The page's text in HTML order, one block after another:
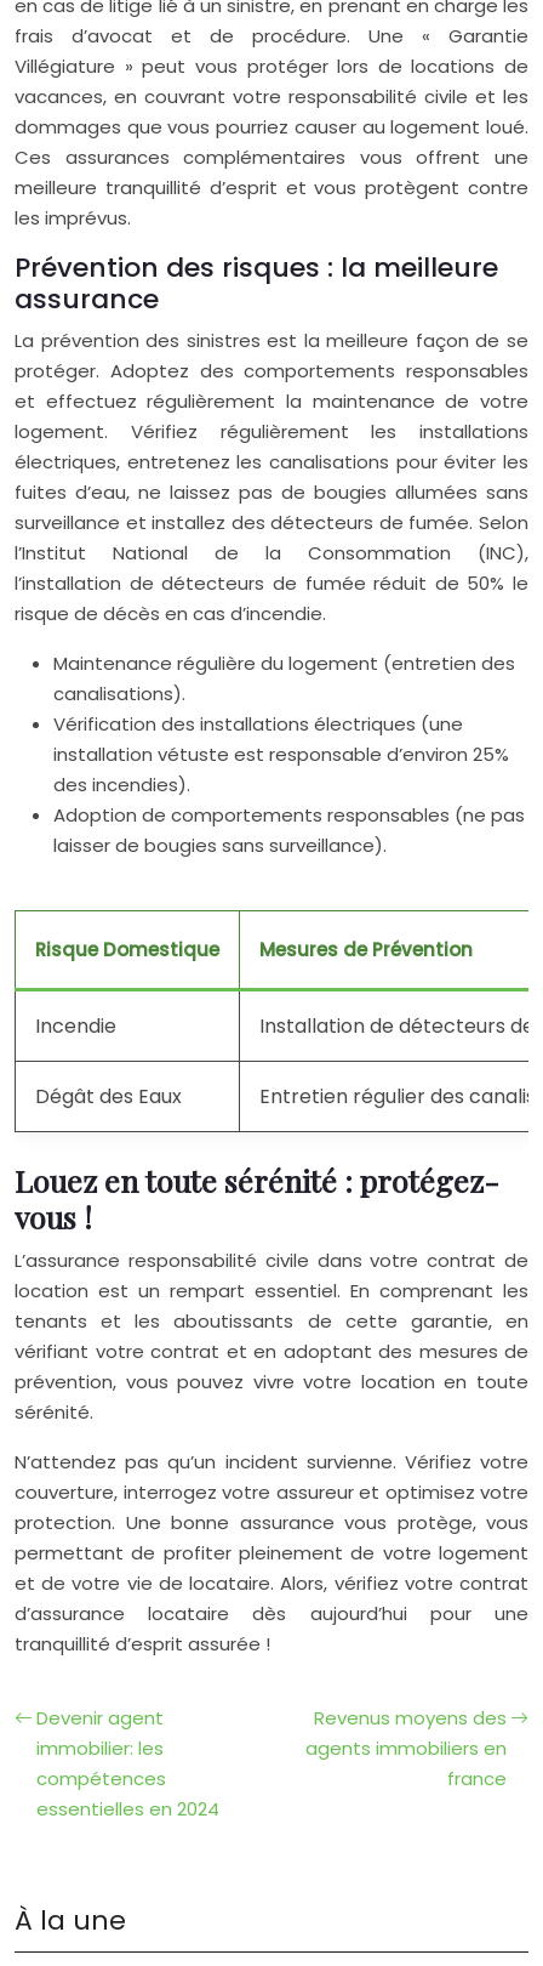
en cas de litige lié à un sinistre, en prenant en charge les
frais d’avocat et de procédure. Une « Garantie
Villégiature » peut vous protéger lors de locations de
vacances, en couvrant votre responsabilité civile et les
dommages que vous pourriez causer au logement loué.
Ces assurances complémentaires vous offrent une
meilleure tranquillité d’esprit et vous protègent contre
les imprévus.
Prévention des risques : la meilleure
assurance
La prévention des sinistres est la meilleure façon de se
protéger. Adoptez des comportements responsables
et effectuez régulièrement la maintenance de votre
logement. Vérifiez régulièrement les installations
électriques, entretenez les canalisations pour éviter les
fuites d’eau, ne laissez pas de bougies allumées sans
surveillance et installez des détecteurs de fumée. Selon
l’Institut National de la Consommation (INC),
l’installation de détecteurs de fumée réduit de 50% le
risque de décès en cas d’incendie.
Maintenance régulière du logement (entretien des
canalisations).
Vérification des installations électriques (une
installation vétuste est responsable d’environ 25%
des incendies).
Adoption de comportements responsables (ne pas
laisser de bougies sans surveillance).
Risque Domestique Mesures de Prévention
Incendie Installation de détecteurs de
Dégât des Eaux Entretien régulier des
Louez en toute sérénité : protégez-
vous !
L’assurance responsabilité civile dans votre contrat de
location est un rempart essentiel. En comprenant les
tenants et les aboutissants de cette garantie, en
vérifiant votre contrat et en adoptant des mesures de
prévention, vous pouvez vivre votre location en toute
sérénité.
N’attendez pas qu’un incident survienne. Vérifiez votre
couverture, interrogez votre assureur et optimisez votre
protection. Une bonne assurance vous protège, vous
permettant de profiter pleinement de votre logement
et de votre vie de locataire. Alors, vérifiez votre contrat
d’assurance locataire dès aujourd’hui pour une
tranquillité d’esprit assurée !
Devenir agent
immobilier: les
compétences
essentielles en 2024
Revenus moyens des
agents immobiliers en
france
À la une